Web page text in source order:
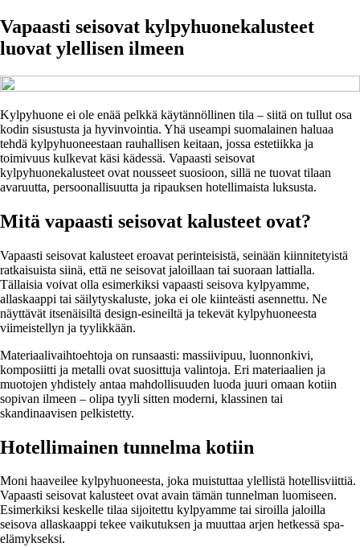
Vapaasti seisovat kylpyhuonekalusteet
luovat ylellisen ilmeen
Kylpyhuone ei ole enää pelkkä käytännöllinen tila – siitä on tullut osa
kodin sisustusta ja hyvinvointia. Yhä useampi suomalainen haluaa
tehdä kylpyhuoneestaan rauhallisen keitaan, jossa estetiikka ja
toimivuus kulkevat käsi kädessä. Vapaasti seisovat
kylpyhuonekalusteet ovat nousseet suosioon, sillä ne tuovat tilaan
avaruutta, persoonallisuutta ja ripauksen hotellimaista luksusta.
Mitä vapaasti seisovat kalusteet ovat?
Vapaasti seisovat kalusteet eroavat perinteisistä, seinään kiinnitetyistä
ratkaisuista siinä, että ne seisovat jaloillaan tai suoraan lattialla.
Tällaisia voivat olla esimerkiksi vapaasti seisova kylpyamme,
allaskaappi tai säilytyskaluste, joka ei ole kiinteästi asennettu. Ne
näyttävät itsenäisiltä design-esineiltä ja tekevät kylpyhuoneesta
viimeistellyn ja tyylikkään.
Materiaalivaihtoehtoja on runsaasti: massiivipuu, luonnonkivi,
komposiitti ja metalli ovat suosittuja valintoja. Eri materiaalien ja
muotojen yhdistely antaa mahdollisuuden luoda juuri omaan kotiin
sopivan ilmeen – olipa tyyli sitten moderni, klassinen tai
skandinaavisen pelkistetty.
Hotellimainen tunnelma kotiin
Moni haaveilee kylpyhuoneesta, joka muistuttaa ylellistä hotellisviittiä.
Vapaasti seisovat kalusteet ovat avain tämän tunnelman luomiseen.
Esimerkiksi keskelle tilaa sijoitettu kylpyamme tai siroilla jaloilla
seisova allaskaappi tekee vaikutuksen ja muuttaa arjen hetkessä spa-
elämykseksi.